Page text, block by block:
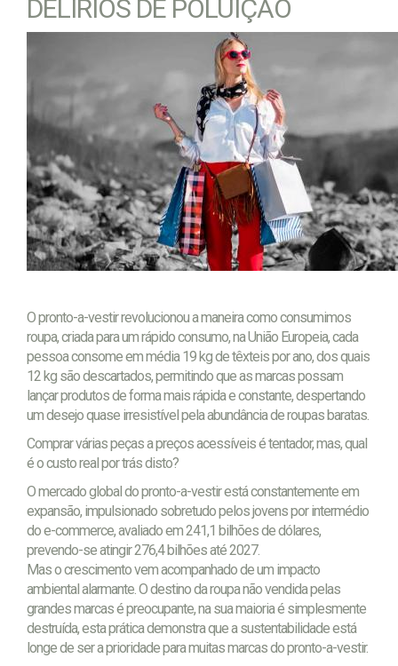
DELÍRIOS DE POLUIÇÃO
O pronto-a-vestir revolucionou a maneira como consumimos
roupa, criada para um rápido consumo, na União Europeia, cada
pessoa consome em média 19 kg de têxteis por ano, dos quais
12 kg são descartados, permitindo que as marcas possam
lançar produtos de forma mais rápida e constante, despertando
um desejo quase irresistível pela abundância de roupas baratas.
Comprar várias peças a preços acessíveis é tentador, mas, qual
é o custo real por trás disto?
O mercado global do pronto-a-vestir está constantemente em
expansão, impulsionado sobretudo pelos jovens por intermédio
do e-commerce, avaliado em 241,1 bilhões de dólares,
prevendo-se atingir 276,4 bilhões até 2027.
Mas o crescimento vem acompanhado de um impacto
ambiental alarmante. O destino da roupa não vendida pelas
grandes marcas é preocupante, na sua maioria é simplesmente
destruída, esta prática demonstra que a sustentabilidade está
longe de ser a prioridade para muitas marcas do pronto-a-vestir.